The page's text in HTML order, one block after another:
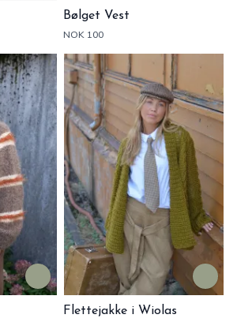
Bølget Vest
NOK 100
Flettejakke i Wiolas